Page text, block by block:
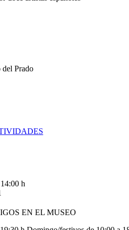
Prado
h
EN EL MUSEO